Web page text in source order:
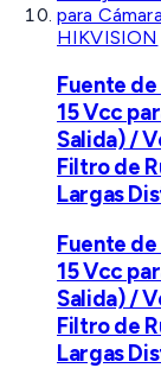
HIKVISION
Fuente
15 Vcc
Salida) /
Filtro de
Largas
Fuente
15 Vcc
Salida) /
Filtro de
Largas